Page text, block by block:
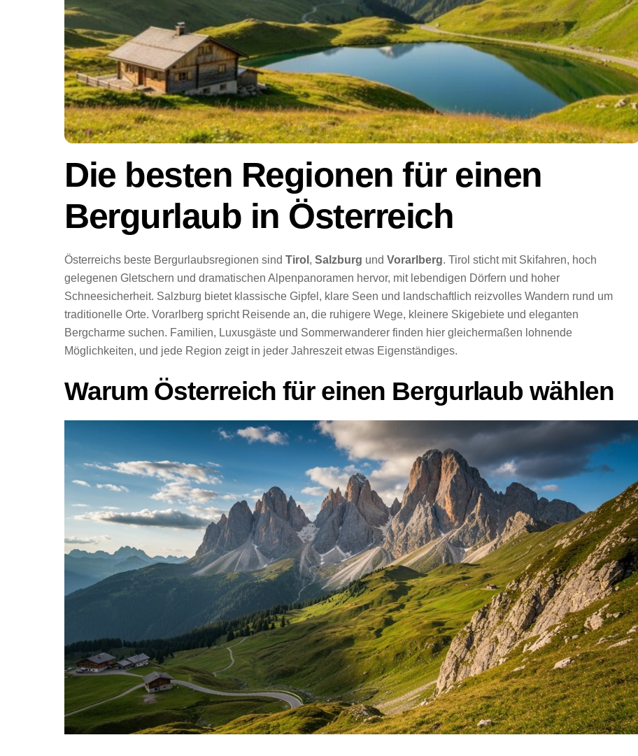
Die besten Regionen für einen
Bergurlaub in Österreich
Österreichs beste Bergurlaubsregionen sind Tirol , Salzburg und Vorarlberg. Tirol sticht mit Skifahren, hoch
gelegenen Gletschern und dramatischen Alpenpanoramen hervor, mit lebendigen Dörfern und hoher
Schneesicherheit. Salzburg bietet klassische Gipfel, klare Seen und landschaftlich reizvolles Wandern rund um
traditionelle Orte. Vorarlberg spricht Reisende an, die ruhigere Wege, kleinere Skigebiete und eleganten
Bergcharme suchen. Familien, Luxusgäste und Sommerwanderer finden hier gleichermaßen lohnende
Möglichkeiten, und jede Region zeigt in jeder Jahreszeit etwas Eigenständiges.
Warum Österreich für einen Bergurlaub wählen